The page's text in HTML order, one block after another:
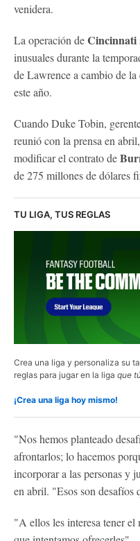
venidera.
La operación deCincinnati
inusuales durante la
de Lawrence a cambio de
este año.
Cuando Duke Tobin,
reunió con la prensa en
modificar el contrato de
de 275 millones de dólares
TU LIGA, TUS REGLAS
Crea una liga y personaliza su
reglas para jugar en la liga que
¡Crea una liga hoy mismo!
"Nos hemos planteado
afrontarlos; lo hacemos
incorporar a las personas y
en abril. "Esos son desafíos
"A ellos les interesa tener